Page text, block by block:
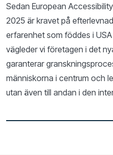
Sedan European
2025 är kravet på
erfarenhet som föddes i
vägleder vi företagen i det
garanterar
människorna i centrum och
utan även till andan i den